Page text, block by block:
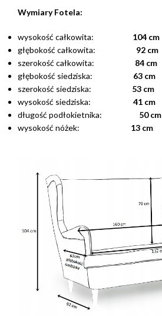
Wymiary Fotela:
wysokość całkowita: 104 cm
głębokość całkowita: 92 cm
szerokość całkowita: 84 cm
głębokość siedziska: 63 cm
szerokość siedziska: 53 cm
wysokość siedziska: 41 cm
długość podłokietnika: 50 cm
wysokość nóżek: 13 cm